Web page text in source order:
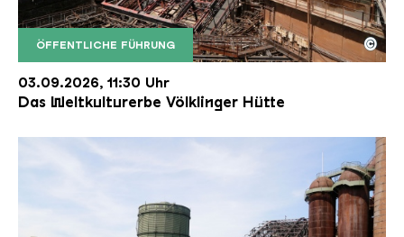
ÖFFENTLICHE FÜHRUNG
Der Erzschrägaufzug der Völklinger Hütte mit
Copyright: Weltkulturerbe Völklinger Hütte | Karl
©
03.09.2026, 11:30 Uhr
Das Weltkulturerbe Völklinger Hütte